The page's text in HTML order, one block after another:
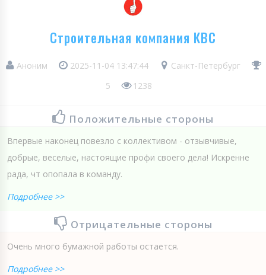
Строительная компания КВС
Аноним 2025-11-04 13:47:44
Санкт-Петербург
5
1238
Положительные стороны
Впервые наконец повезло с коллективом - отзывчивые,
добрые, веселые, настоящие профи своего дела! Искренне
рада, чт опопала в команду.
Подробнее >>
Отрицательные стороны
Очень много бумажной работы остается.
Подробнее >>